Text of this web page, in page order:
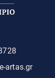
artas.gr